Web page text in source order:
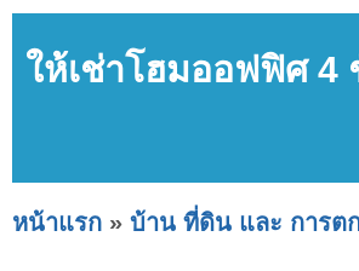
ให้เช่าโฮมออฟฟิศ 4
หน้าแรก » บ้าน ที่ดิน และ การต